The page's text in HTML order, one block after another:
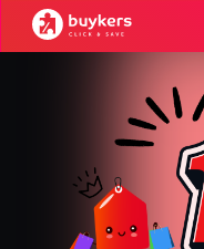
Mode & Accessoires
Top100